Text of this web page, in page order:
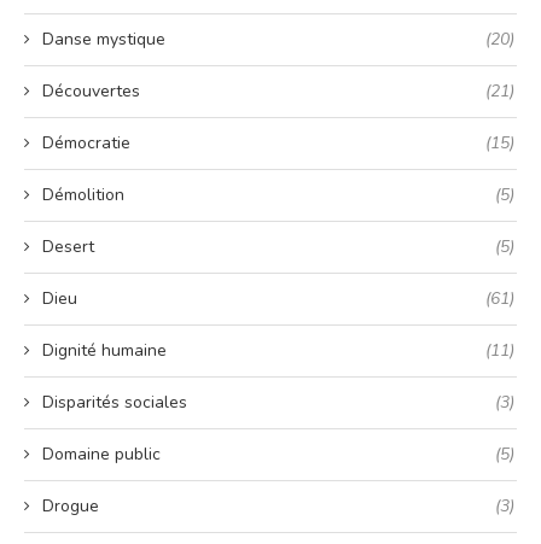
Danse mystique (20)
Découvertes (21)
Démocratie (15)
Démolition (5)
Desert (5)
Dieu (61)
Dignité humaine (11)
Disparités sociales (3)
Domaine public (5)
Drogue (3)